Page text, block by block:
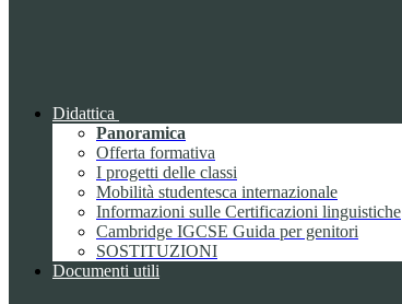
Didattica
Panoramica
Offerta formativa
I progetti delle classi
Mobilità studentesca internazionale
Informazioni sulle Certificazioni linguistiche
Cambridge IGCSE Guida per genitori
SOSTITUZIONI
Documenti utili